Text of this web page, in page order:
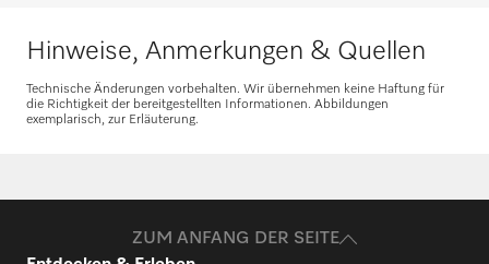
Ersatzteile anfragen
Benötigen Sie Ersatzteile für Ihre
Hinweise, Anmerkungen & Quellen
Technische Änderungen vorbehalten. Wir übernehmen keine Haftung für
die Richtigkeit der bereitgestellten Informationen. Abbildungen
exemplarisch, zur Erläuterung.
ZUM ANFANG DER SEITE